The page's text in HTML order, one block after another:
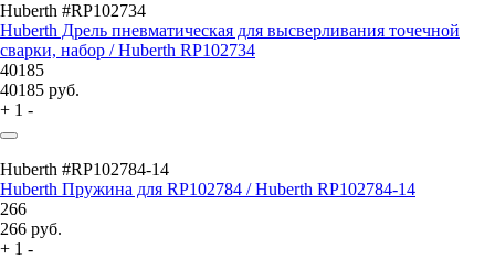
Huberth #RP102734
Huberth Дрель пневматическая для высверливания точечной
сварки, набор / Huberth RP102734
40185
40185 руб.
+ 1 -
Huberth #RP102784-14
Huberth Пружина для RP102784 / Huberth RP102784-14
266
266 руб.
+ 1 -